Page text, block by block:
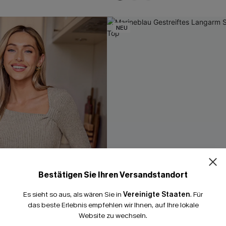
NEU
Bestätigen Sie Ihren Versandstandort
Es sieht so aus, als wären Sie in Vereinigte Staaten. Für
das beste Erlebnis empfehlen wir Ihnen, auf Ihre lokale
Website zu wechseln.